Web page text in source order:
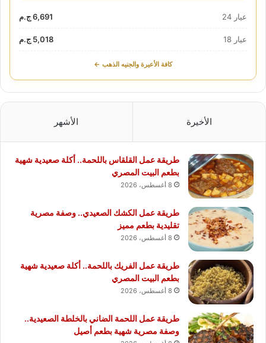
عيار 24 6,691 ج.م
عيار 18 5,018 ج.م
كافة الأعيرة والجنيه الذهب ←
الأخيرة الأشهر
طريقة عمل القلقاس باللحمة.. أكلة صعيدية شهية
بطعم البيت المصري
8 أغسطس، 2026
طريقة عمل الكشك الصعيدي.. وصفة مصرية
تقليدية بطعم مميز
8 أغسطس، 2026
طريقة عمل الفريك باللحمة.. أكلة صعيدية شهية
بطعم البيت المصري
8 أغسطس، 2026
طريقة عمل اللحمة الضاني بالخلطة الصعيدية..
وصفة مصرية شهية بطعم أصيل